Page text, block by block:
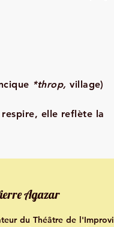
*throp, village)
elle reflète la
Agazar
du Théâtre de